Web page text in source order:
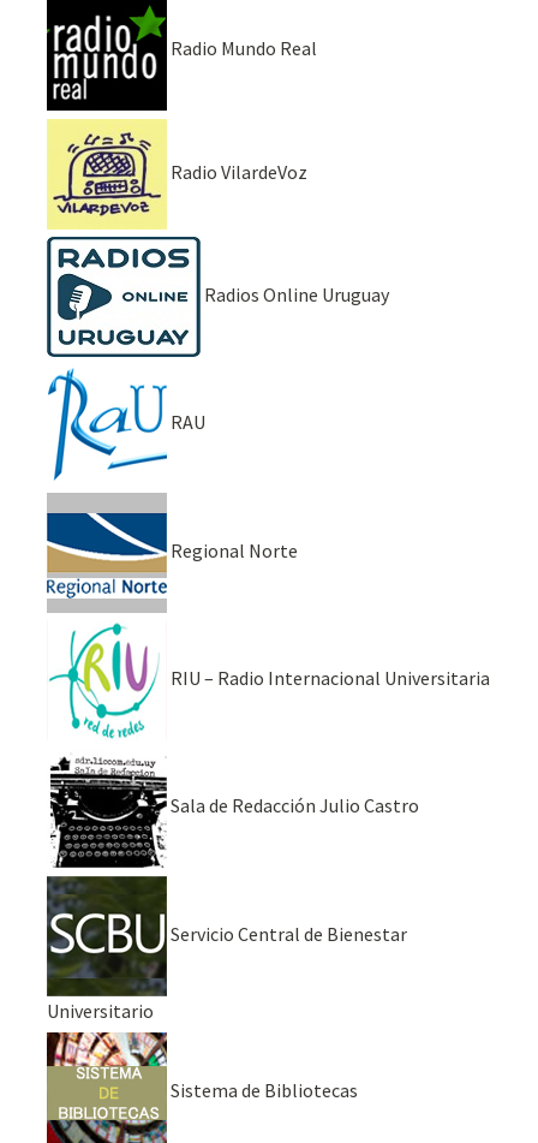
Radio Mundo Real
Radio VilardeVoz
Radios Online Uruguay
RAU
Regional Norte
RIU – Radio Internacional Universitaria
Sala de Redacción Julio Castro
Servicio Central de Bienestar
Universitario
Sistema de Bibliotecas